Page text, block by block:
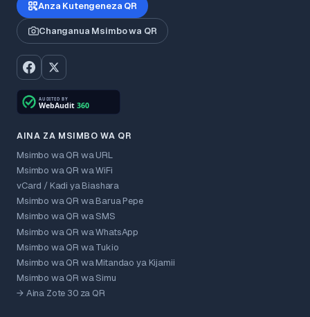
Anza Kutengeneza QR
Changanua Msimbo wa QR
AINA ZA MSIMBO WA QR
Msimbo wa QR wa URL
Msimbo wa QR wa WiFi
vCard / Kadi ya Biashara
Msimbo wa QR wa Barua Pepe
Msimbo wa QR wa SMS
Msimbo wa QR wa WhatsApp
Msimbo wa QR wa Tukio
Msimbo wa QR wa Mitandao ya Kijamii
Msimbo wa QR wa Simu
→ Aina Zote 30 za QR